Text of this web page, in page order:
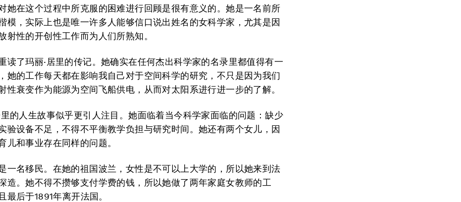
她在这个过程中所克服的困难进行回顾是很有意义的。她是一名前所
模，实际上也是唯一许多人能够信口说出姓名的女科学家，尤其是因
射性的开创性工作而为人们所熟知。
读了玛丽·居里的传记。她确实在任何杰出科学家的名录里都值得有一
她的工作每天都在影响我自己对于空间科学的研究，不只是因为我们
性衰变作为能源为空间飞船供电，从而对太阳系进行进一步的了解。
里的人生故事似乎更引人注目。她面临着当今科学家面临的问题：缺少
验设备不足，不得不平衡教学负担与研究时间。她还有两个女儿，因
儿和事业存在同样的问题。
一名移民。在她的祖国波兰，女性是不可以上大学的，所以她来到法
造。她不得不攒够支付学费的钱，所以她做了两年家庭女教师的工
最后于1891年离开法国。